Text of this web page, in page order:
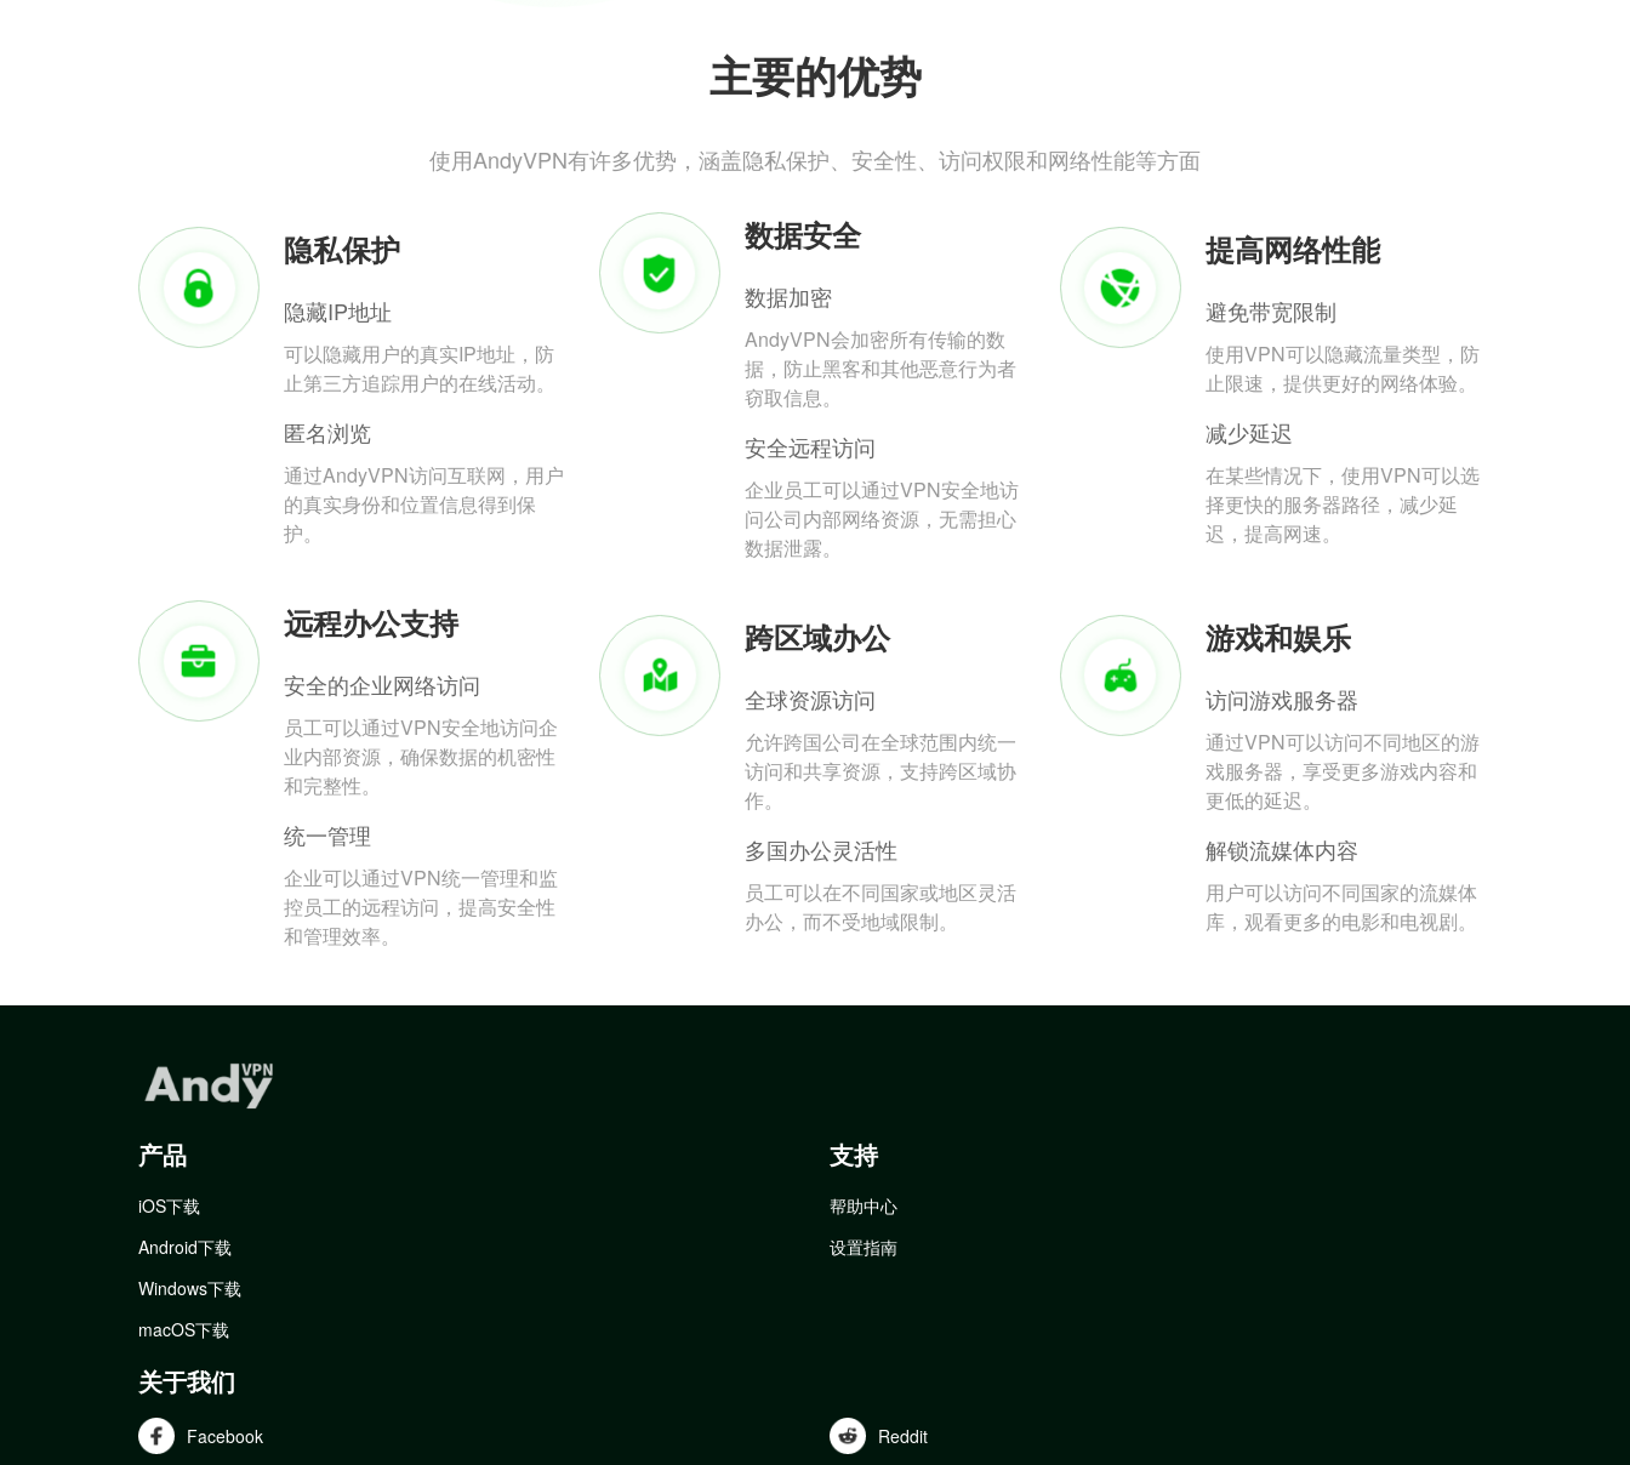
主要的优势
使用AndyVPN有许多优势，涵盖隐私保护、安全性、访问权限和网络性能等方面
隐私保护
隐藏IP地址
可以隐藏用户的真实IP地址，防
止第三方追踪用户的在线活动。
匿名浏览
通过AndyVPN访问互联网，用户
的真实身份和位置信息得到保
护。
数据安全
数据加密
AndyVPN会加密所有传输的数
据，防止黑客和其他恶意行为者
窃取信息。
安全远程访问
企业员工可以通过VPN安全地访
问公司内部网络资源，无需担心
数据泄露。
提高网络性能
避免带宽限制
使用VPN可以隐藏流量类型，防
止限速，提供更好的网络体验。
减少延迟
在某些情况下，使用VPN可以选
择更快的服务器路径，减少延
迟，提高网速。
远程办公支持
安全的企业网络访问
员工可以通过VPN安全地访问企
业内部资源，确保数据的机密性
和完整性。
统一管理
企业可以通过VPN统一管理和监
控员工的远程访问，提高安全性
和管理效率。
跨区域办公
全球资源访问
允许跨国公司在全球范围内统一
访问和共享资源，支持跨区域协
作。
多国办公灵活性
员工可以在不同国家或地区灵活
办公，而不受地域限制。
游戏和娱乐
访问游戏服务器
通过VPN可以访问不同地区的游
戏服务器，享受更多游戏内容和
更低的延迟。
解锁流媒体内容
用户可以访问不同国家的流媒体
库，观看更多的电影和电视剧。
产品
iOS下载
Android下载
Windows下载
macOS下载
支持
帮助中心
设置指南
关于我们
Facebook Reddit